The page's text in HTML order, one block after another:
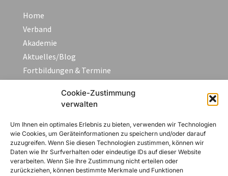
Cookie-Zustimmung
verwalten
Um Ihnen ein optimales Erlebnis zu bieten, verwenden wir Technologien
wie Cookies, um Geräteinformationen zu speichern und/oder darauf
zuzugreifen. Wenn Sie diesen Technologien zustimmen, können wir
Daten wie Ihr Surfverhalten oder eindeutige IDs auf dieser Website
verarbeiten. Wenn Sie Ihre Zustimmung nicht erteilen oder
zurückziehen, können bestimmte Merkmale und Funktionen
Home
Verband
Akademie
Aktuelles/Blog
Fortbildungen & Termine
Rechtliches
Impressum
Datenschutzerklärung